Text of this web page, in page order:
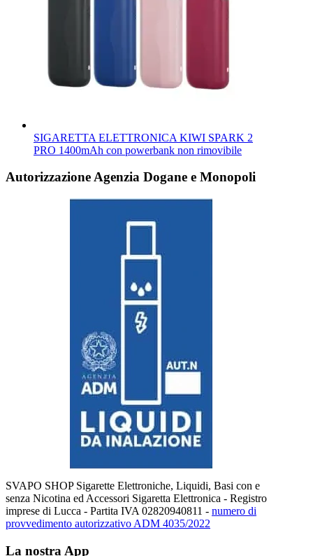
SIGARETTA ELETTRONICA KIWI SPARK 2
PRO 1400mAh con powerbank non rimovibile
Autorizzazione Agenzia Dogane e Monopoli
SVAPO SHOP Sigarette Elettroniche, Liquidi, Basi con e
senza Nicotina ed Accessori Sigaretta Elettronica - Registro
imprese di Lucca - Partita IVA 02820940811 - numero di
provvedimento autorizzativo ADM 4035/2022
La nostra App